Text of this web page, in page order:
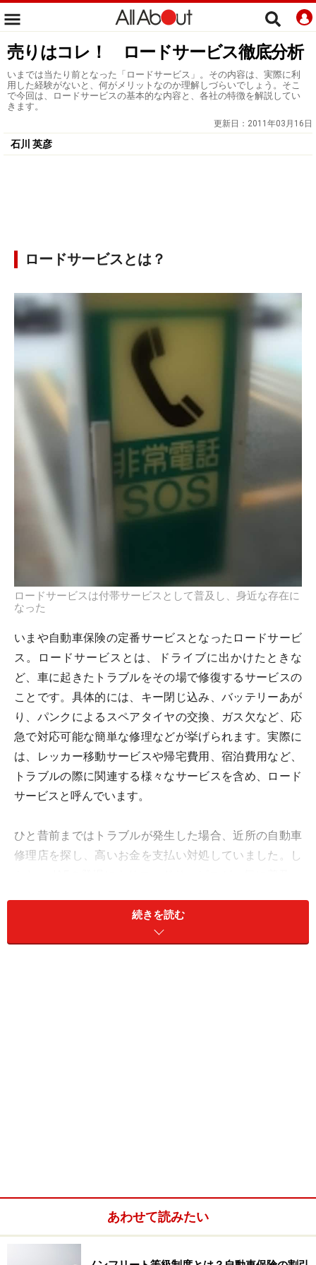
売りはコレ！ ロードサービス徹底分析
いまでは当たり前となった「ロードサービス」。その内容は、実際に利
用した経験がないと、何がメリットなのか理解しづらいでしょう。そこ
で今回は、ロードサービスの基本的な内容と、各社の特徴を解説してい
きます。
更新日： 2011年03月16日
石川 英彦
ロードサービスとは？
ロードサービスは付帯サービスとして普及し、身近な存在に
なった
いまや自動車保険の定番サービスとなったロードサービ
ス。ロードサービスとは、ドライブに出かけたときな
ど、車に起きたトラブルをその場で修復するサービスの
ことです。具体的には、キー閉じ込み、バッテリーあが
り、パンクによるスペアタイヤの交換、ガス欠など、応
急で対応可能な簡単な修理などが挙げられます。実際に
は、レッカー移動サービスや帰宅費用、宿泊費用など、
トラブルの際に関連する様々なサービスを含め、ロード
サービスと呼んでいます。
ひと昔前まではトラブルが発生した場合、近所の自動車
修理店を探し、高いお金を支払い対処していました。し
帯サービスへと発展し、いまに至っています。JAFなど
の会員サービスを超えるサービスを無料で受けることが
自信のある保険会社は、この2つを強調しています。な
ぜなら、数が多いことによって対応エリアを広くカバー
できるため、どこに行ったとしても安心感を演出できま
す。また、現場までの距離が短くなるため、迅速な対応
続きを読む
あわせて読みたい